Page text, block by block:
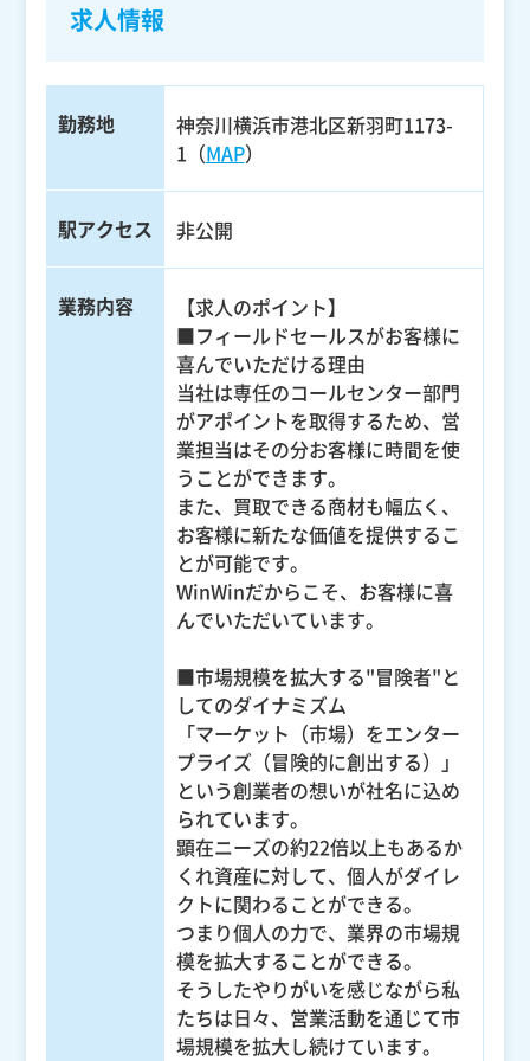
求人情報
勤務地
神奈川横浜市港北区新羽町1173-
1（MAP）
駅アクセス 非公開
業務内容
【求人のポイント】
■フィールドセールスがお客様に
喜んでいただける理由
当社は専任のコールセンター部門
がアポイントを取得するため、営
業担当はその分お客様に時間を使
うことができます。
また、買取できる商材も幅広く、
お客様に新たな価値を提供するこ
とが可能です。
WinWinだからこそ、お客様に喜
んでいただいています。
■市場規模を拡大する"冒険者"と
してのダイナミズム
「マーケット（市場）をエンター
プライズ（冒険的に創出する）」
という創業者の想いが社名に込め
られています。
顕在ニーズの約22倍以上もあるか
くれ資産に対して、個人がダイレ
クトに関わることができる。
つまり個人の力で、業界の市場規
模を拡大することができる。
そうしたやりがいを感じながら私
たちは日々、営業活動を通じて市
場規模を拡大し続けています。